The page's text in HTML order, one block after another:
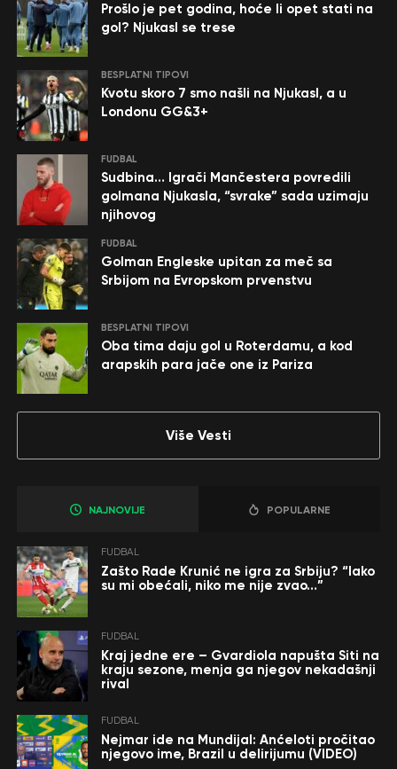
Prošlo je pet godina, hoće li opet stati na
gol? Njukasl se trese
BESPLATNI TIPOVI
Kvotu skoro 7 smo našli na Njukasl, a u
Londonu GG&3+
FUDBAL
Sudbina… Igrači Mančestera povredili
golmana Njukasla, “svrake” sada uzimaju
njihovog
FUDBAL
Golman Engleske upitan za meč sa
Srbijom na Evropskom prvenstvu
BESPLATNI TIPOVI
Oba tima daju gol u Roterdamu, a kod
arapskih para jače one iz Pariza
Više Vesti
NAJNOVIJE POPULARNE
FUDBAL
Zašto Rade Krunić ne igra za Srbiju? “Iako
su mi obećali, niko me nije zvao…”
FUDBAL
Kraj jedne ere – Gvardiola napušta Siti na
kraju sezone, menja ga njegov nekadašnji
rival
FUDBAL
Nejmar ide na Mundijal: Anćeloti pročitao
njegovo ime, Brazil u delirijumu (VIDEO)